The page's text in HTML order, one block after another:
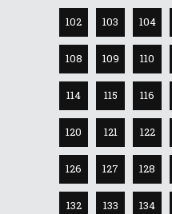
102 103 104
108 109 110
114 115 116
120 121 122
126 127 128
132 133 134